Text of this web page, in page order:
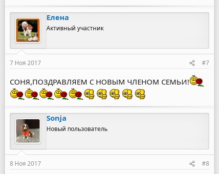
Елена
Активный участник
7 Ноя 2017 #7
СОНЯ,ПОЗДРАВЛЯЕМ С НОВЫМ ЧЛЕНОМ СЕМЬИ!
Sonja
Новый пользователь
8 Ноя 2017 #8